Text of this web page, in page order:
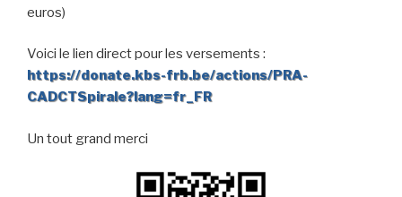
euros)
Voici le lien direct pour les versements :
https://donate.kbs-frb.be/actions/PRA-
CADCTSpirale?lang=fr_FR
Un tout grand merci